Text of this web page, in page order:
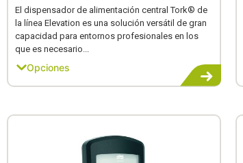
El dispensador de alimentación central Tork® de
la línea Elevation es una solución versátil de gran
capacidad para entornos profesionales en los
que es necesario...
Opciones